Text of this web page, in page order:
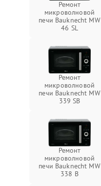
Ремонт
микроволновой
печи Bauknecht MW
46 SL
Ремонт
микроволновой
печи Bauknecht MW
339 SB
Ремонт
микроволновой
печи Bauknecht MW
338 B